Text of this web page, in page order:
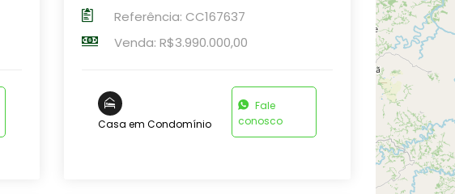
Referência: CC167637
Venda: R$3.990.000,00
Casa em Condomínio
Fale
conosco